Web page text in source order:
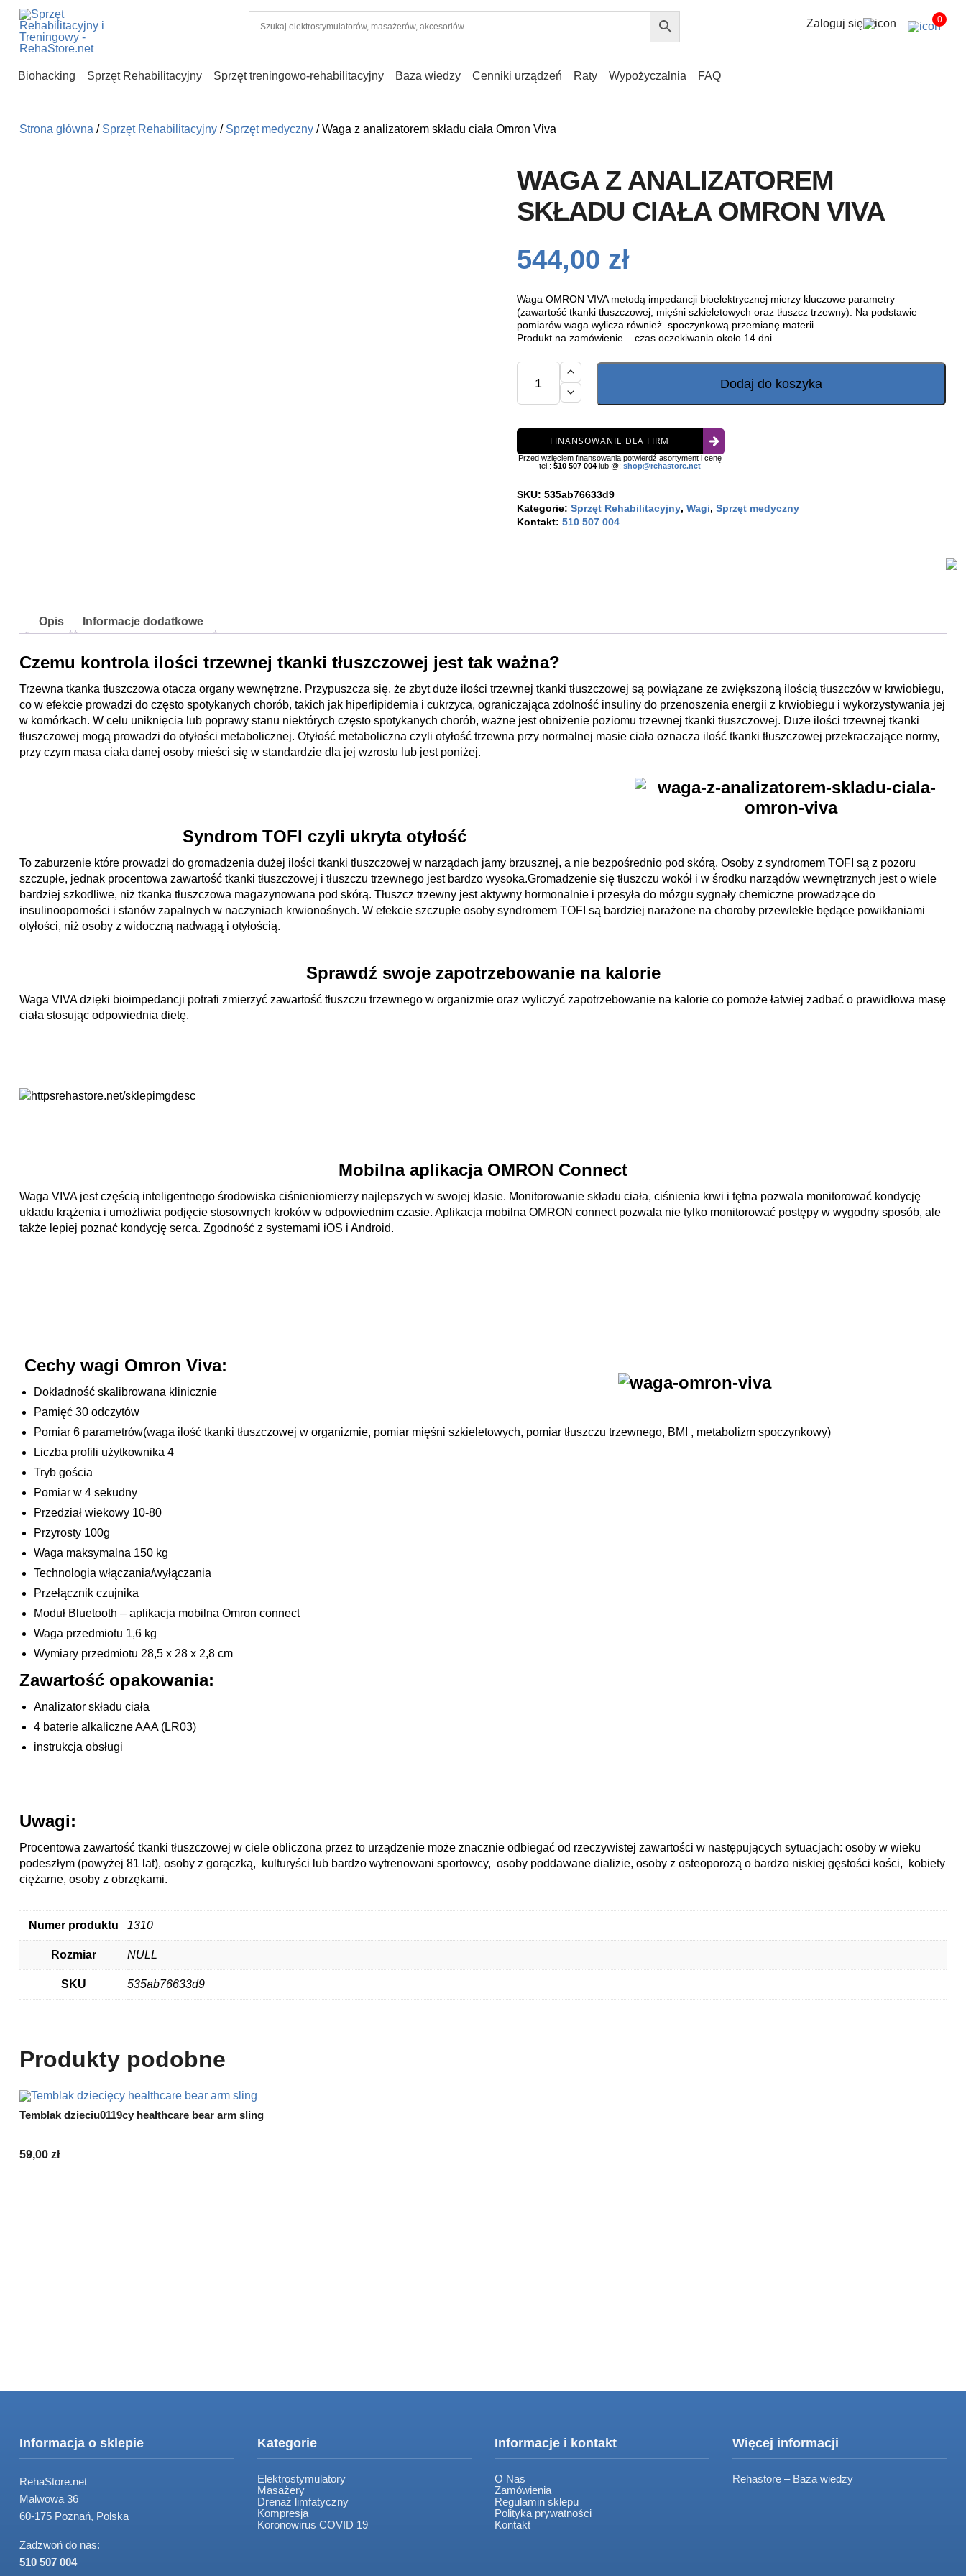
Zaloguj się 0
Biohacking Sprzęt Rehabilitacyjny Sprzęt treningowo-rehabilitacyjny Baza wiedzy Cenniki urządzeń Raty Wypożyczalnia FAQ
Strona główna / Sprzęt Rehabilitacyjny / Sprzęt medyczny / Waga z analizatorem składu ciała Omron Viva
WAGA Z ANALIZATOREM
SKŁADU CIAŁA OMRON VIVA
544,00 zł
Waga OMRON VIVA metodą impedancji bioelektrycznej mierzy kluczowe parametry
(zawartość tkanki tłuszczowej, mięśni szkieletowych oraz tłuszcz trzewny). Na podstawie
pomiarów waga wylicza również spoczynkową przemianę materii.
Produkt na zamówienie – czas oczekiwania około 14 dni
ilość
Waga
analizatorem
Omron
Dodaj do koszyka
FINANSOWANIE DLA FIRM
Przed wzięciem finansowania potwierdź asortyment i cenę
tel.: 510 507 004 lub @: shop@rehastore.net
SKU: 535ab76633d9
Kategorie: Sprzęt Rehabilitacyjny, Wagi, Sprzęt medyczny
Kontakt: 510 507 004
Opis Informacje dodatkowe
Czemu kontrola ilości trzewnej tkanki tłuszczowej jest tak ważna?
Trzewna tkanka tłuszczowa otacza organy wewnętrzne. Przypuszcza się, że zbyt duże ilości trzewnej tkanki tłuszczowej są powiązane ze zwiększoną ilością tłuszczów w krwiobiegu,
co w efekcie prowadzi do często spotykanych chorób, takich jak hiperlipidemia i cukrzyca, ograniczająca zdolność insuliny do przenoszenia energii z krwiobiegu i wykorzystywania jej
w komórkach. W celu uniknięcia lub poprawy stanu niektórych często spotykanych chorób, ważne jest obniżenie poziomu trzewnej tkanki tłuszczowej. Duże ilości trzewnej tkanki
tłuszczowej mogą prowadzi do otyłości metabolicznej. Otyłość metaboliczna czyli otyłość trzewna przy normalnej masie ciała oznacza ilość tkanki tłuszczowej przekraczające normy,
przy czym masa ciała danej osoby mieści się w standardzie dla jej wzrostu lub jest poniżej.
Syndrom TOFI czyli ukryta otyłość
To zaburzenie które prowadzi do gromadzenia dużej ilości tkanki tłuszczowej w narządach jamy brzusznej, a nie bezpośrednio pod skórą. Osoby z syndromem TOFI są z pozoru
szczupłe, jednak procentowa zawartość tkanki tłuszczowej i tłuszczu trzewnego jest bardzo wysoka.Gromadzenie się tłuszczu wokół i w środku narządów wewnętrznych jest o wiele
bardziej szkodliwe, niż tkanka tłuszczowa magazynowana pod skórą. Tłuszcz trzewny jest aktywny hormonalnie i przesyła do mózgu sygnały chemiczne prowadzące do
insulinooporności i stanów zapalnych w naczyniach krwionośnych. W efekcie szczupłe osoby syndromem TOFI są bardziej narażone na choroby przewlekłe będące powikłaniami
otyłości, niż osoby z widoczną nadwagą i otyłością.
Sprawdź swoje zapotrzebowanie na kalorie
Waga VIVA dzięki bioimpedancji potrafi zmierzyć zawartość tłuszczu trzewnego w organizmie oraz wyliczyć zapotrzebowanie na kalorie co pomoże łatwiej zadbać o prawidłowa masę
ciała stosując odpowiednia dietę.
Mobilna aplikacja OMRON Connect
Waga VIVA jest częścią inteligentnego środowiska ciśnieniomierzy najlepszych w swojej klasie. Monitorowanie składu ciała, ciśnienia krwi i tętna pozwala monitorować kondycję
układu krążenia i umożliwia podjęcie stosownych kroków w odpowiednim czasie. Aplikacja mobilna OMRON connect pozwala nie tylko monitorować postępy w wygodny sposób, ale
także lepiej poznać kondycję serca. Zgodność z systemami iOS i Android.
Cechy wagi Omron Viva:
Dokładność skalibrowana klinicznie
Pamięć 30 odczytów
Pomiar 6 parametrów(waga ilość tkanki tłuszczowej w organizmie, pomiar mięśni szkieletowych, pomiar tłuszczu trzewnego, BMI , metabolizm spoczynkowy)
Liczba profili użytkownika 4
Tryb gościa
Pomiar w 4 sekudny
Przedział wiekowy 10-80
Przyrosty 100g
Waga maksymalna 150 kg
Technologia włączania/wyłączania
Przełącznik czujnika
Moduł Bluetooth – aplikacja mobilna Omron connect
Waga przedmiotu 1,6 kg
Wymiary przedmiotu 28,5 x 28 x 2,8 cm
Zawartość opakowania:
Analizator składu ciała
4 baterie alkaliczne AAA (LR03)
instrukcja obsługi
Uwagi:
Procentowa zawartość tkanki tłuszczowej w ciele obliczona przez to urządzenie może znacznie odbiegać od rzeczywistej zawartości w następujących sytuacjach: osoby w wieku
podeszłym (powyżej 81 lat), osoby z gorączką, kulturyści lub bardzo wytrenowani sportowcy, osoby poddawane dializie, osoby z osteoporozą o bardzo niskiej gęstości kości, kobiety
ciężarne, osoby z obrzękami.
Numer produktu 1310
Rozmiar NULL
SKU 535ab76633d9
Produkty podobne
Temblak dzieciu0119cy healthcare bear arm sling
59,00 zł
Informacja o sklepie
RehaStore.net
Malwowa 36
60-175 Poznań, Polska
Zadzwoń do nas:
510 507 004
Kategorie
Elektrostymulatory
Masażery
Drenaż limfatyczny
Kompresja
Koronowirus COVID 19
Informacje i kontakt
O Nas
Zamówienia
Regulamin sklepu
Polityka prywatności
Kontakt
Więcej informacji
Rehastore – Baza wiedzy